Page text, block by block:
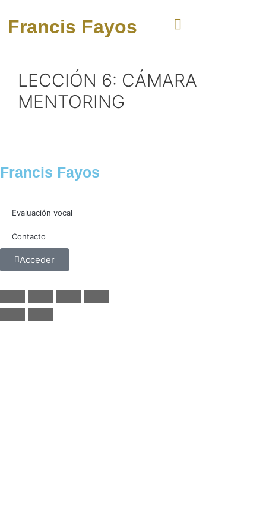
Francis Fayos
LECCIÓN 6: CÁMARA
MENTORING
Francis Fayos
Evaluación vocal
Contacto
Acceder